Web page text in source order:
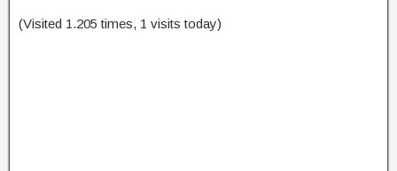
(Visited 1.205 times, 1 visits today)